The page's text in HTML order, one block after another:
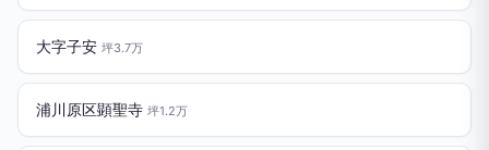
大字子安 坪3.7万
浦川原区顕聖寺 坪1.2万